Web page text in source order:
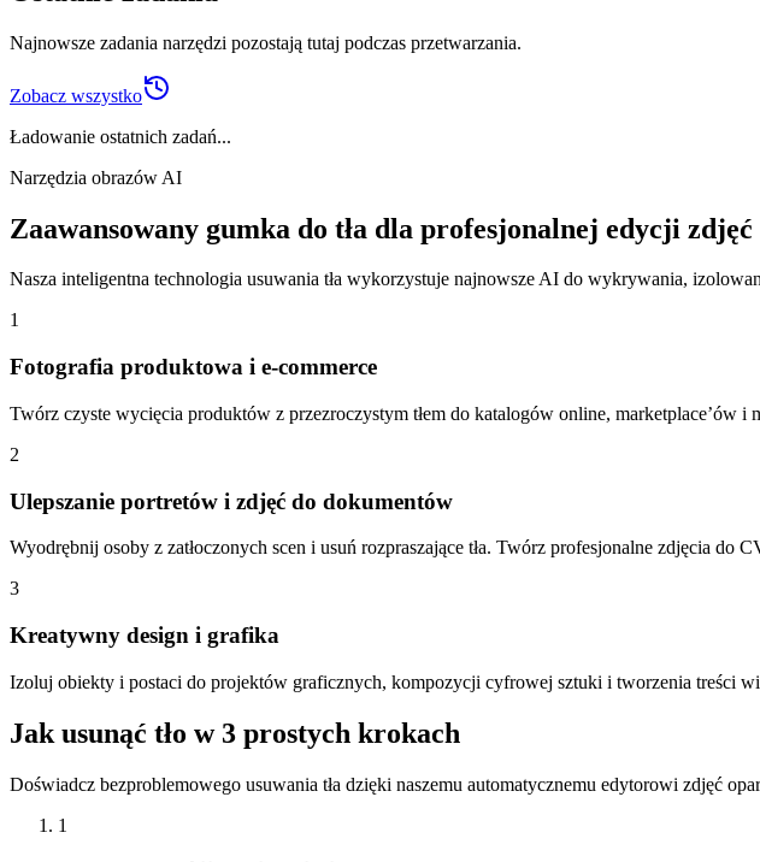
Najnowsze zadania narzędzi pozostają tutaj podczas przetwarzania.
Zobacz wszystko
Ładowanie ostatnich zadań...
Narzędzia obrazów AI
Zaawansowany gumka do tła dla profesjonalnej edycji zdjęć
Nasza inteligentna technologia usuwania tła wykorzystuje najnowsze AI do wykrywania,
1
Fotografia produktowa i e-commerce
Twórz czyste wycięcia produktów z przezroczystym tłem do katalogów online,
2
Ulepszanie portretów i zdjęć do dokumentów
Wyodrębnij osoby z zatłoczonych scen i usuń rozpraszające tła. Twórz profesjonalne zdjęcia
3
Kreatywny design i grafika
Izoluj obiekty i postaci do projektów graficznych, kompozycji cyfrowej sztuki i tworzenia treści
Jak usunąć tło w 3 prostych krokach
Doświadcz bezproblemowego usuwania tła dzięki naszemu automatycznemu edytorowi zdjęć
1